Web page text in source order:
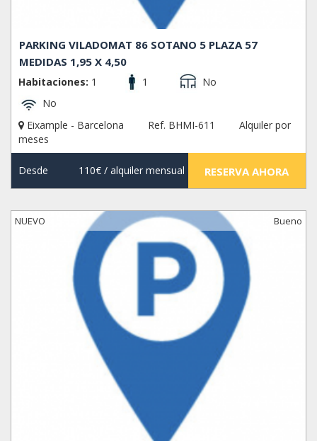
PARKING VILADOMAT 86 SOTANO 5 PLAZA 57
MEDIDAS 1,95 X 4,50
Habitaciones: 1 1
No
No
Eixample - Barcelona
Ref. BHMI-611
Alquiler por
meses
Desde 110€/ alquiler mensual RESERVA AHORA
NUEVO Bueno